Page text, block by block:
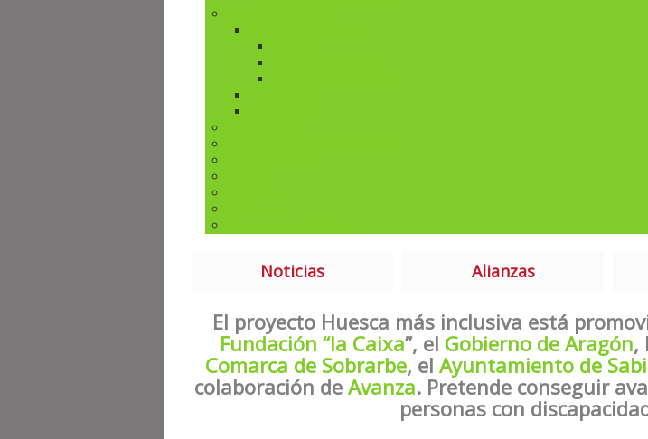
Noticias Alianzas
El proyecto Huesca más inclusiva está
Fundación “la Caixa”, el Gobierno de Aragón,
Comarca de Sobrarbe, el Ayuntamiento de
colaboración de Avanza. Pretende conseguir
personas con